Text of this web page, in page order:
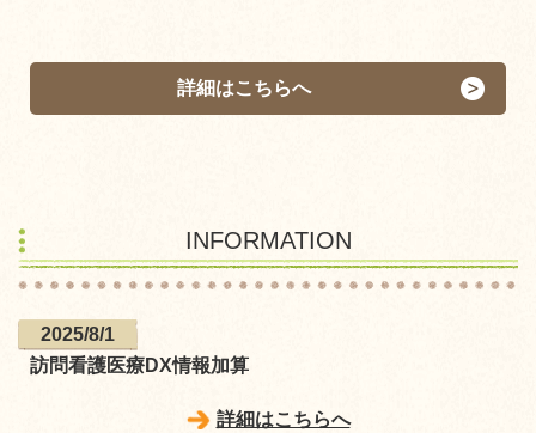
詳細はこちらへ
INFORMATION
2025/8/1
訪問看護医療DX情報加算
詳細はこちらへ